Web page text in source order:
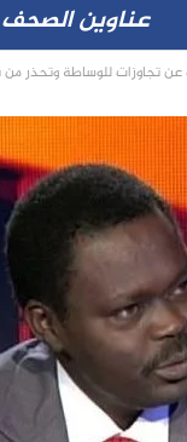
عناوين
تجاوزات للوساطة وتحذر